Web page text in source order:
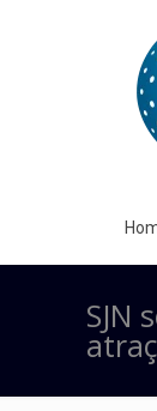
SJN